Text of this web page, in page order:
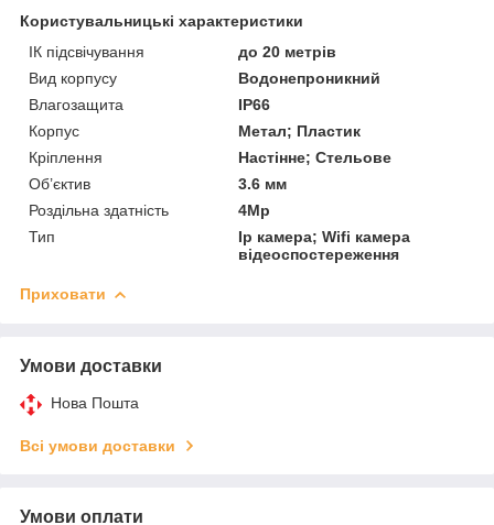
Користувальницькі характеристики
ІК підсвічування
до 20 метрів
Вид корпусу
Водонепроникний
Влагозащита
IP66
Корпус
Метал; Пластик
Кріплення
Настінне; Стельове
Об’єктив
3.6 мм
Роздільна здатність
4Mp
Тип
Іp камера; Wifi камера
відеоспостереження
Приховати
Умови доставки
Нова Пошта
Всі умови доставки
Умови оплати